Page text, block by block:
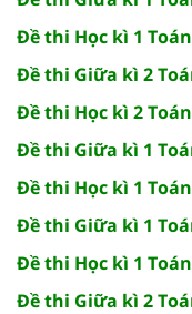
Đề thi Học kì 1
Đề thi Giữa kì 2
Đề thi Học kì 2
Đề thi Giữa kì 1
Đề thi Học kì 1
Đề thi Giữa kì 1
Đề thi Học kì 1
Đề thi Giữa kì 2